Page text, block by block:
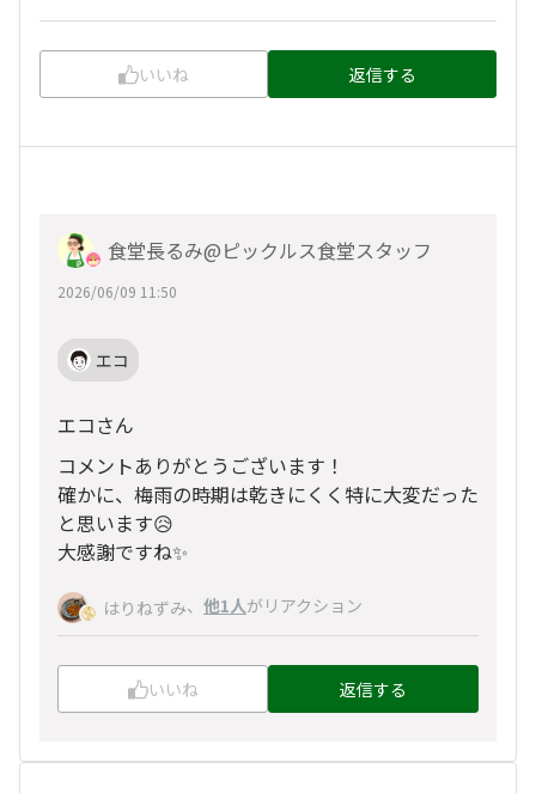
いいね 返信する
食堂長るみ@ピックルス食堂スタッフ
2026/06/09 11:50
エコ
エコさん
コメントありがとうございます！
確かに、梅雨の時期は乾きにくく特に大変だった
と思います😥
大感謝ですね✨
はりねずみ、 他1人がリアクション
いいね 返信する